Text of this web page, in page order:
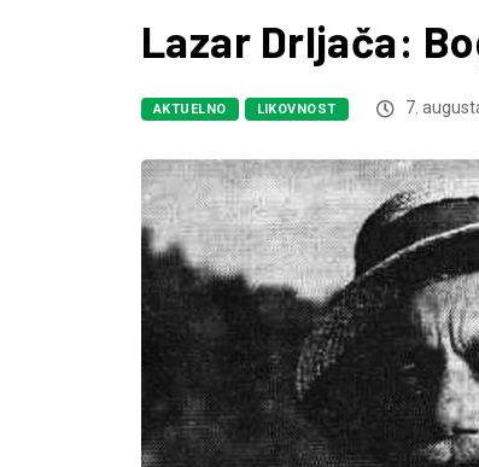
Lazar Drljača:
AKTUELNO LIKOVNOST 7.